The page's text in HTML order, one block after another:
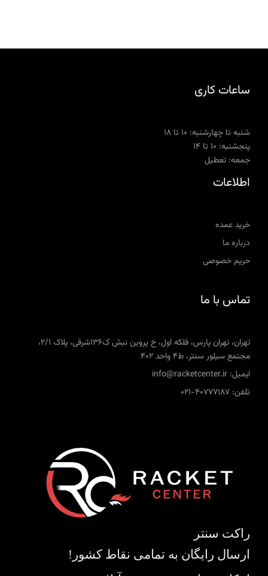
ساعات کاری
شنبه تا چهارشنبه: ۱۰ تا ۱۸
پنجشنبه: ۱۰ تا ۱۴
جمعه: تعطیل
اطلاعات
خرید عمده
درباره ما
حریم خصوصی
تماس با ما
تهران، تهران پارس، فلکه اول، خ پروین نبش ک136شرقی، پلاک 2/1،
مجتمع سیلور سنتر، ط4 واحد 402
ایمیل: info@racketcenter.ir
تلفن: 40777187-021
راکت سنتر
ارسال رایگان به تمامی نقاط کشور!